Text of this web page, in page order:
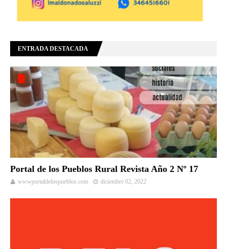
ENTRADA DESTACADA
Portal de los Pueblos Rural Revista Año 2 Nº 17
wwwportaldelospueblos.com diciembre 02, 2022